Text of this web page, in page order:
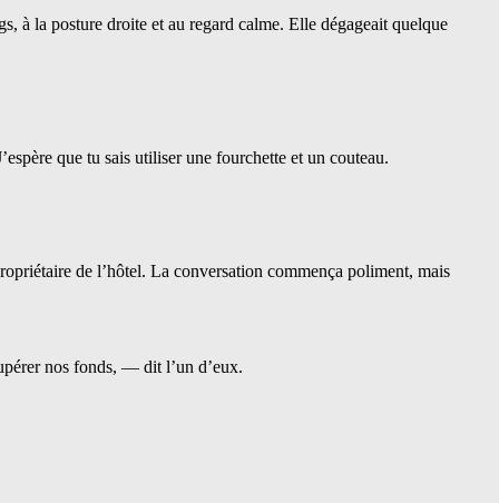
à la posture droite et au regard calme. Elle dégageait quelque
que tu sais utiliser une fourchette et un couteau.
de l’hôtel. La conversation commença poliment, mais
nos fonds, — dit l’un d’eux.